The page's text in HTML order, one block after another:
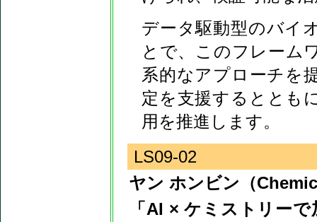
データ駆動型のバイ
とで、このフレーム
系的なアプローチを
定を支援するととも
用を推進します。
LS09-02
ヤン ホンビン（
「AI × ケミストリー